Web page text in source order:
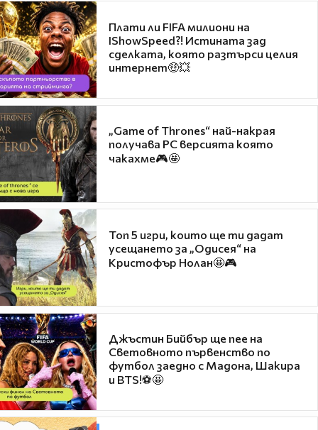
Плати ли FIFA милиони на
IShowSpeed?! Истината зад
сделката, която разтърси целия
интернет🤑💥
„Game of Thrones“ най-накрая
получава PC версията която
чакахме🎮🤩
Топ 5 игри, които ще ти дадат
усещането за „Одисея“ на
Кристофър Нолан🤩🎮
Джъстин Бийбър ще пее на
Световното първенство по
футбол заедно с Мадона, Шакира
и BTS!⚽🤩